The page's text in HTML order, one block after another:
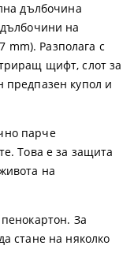
дълбочина
на
mm). Разполага с
щифт, слот за
предпазен купол и
парче
Това е за защита
на
За
стане на няколко